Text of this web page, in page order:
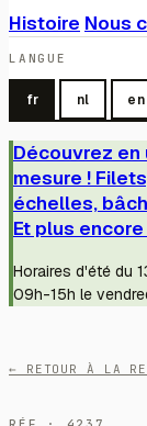
Histoire Nous
LANGUE
fr nl en
Découvrez
mesure !
échelles,
Et plus
Horaires d'été du
09h-15h le
← RETOUR À LA